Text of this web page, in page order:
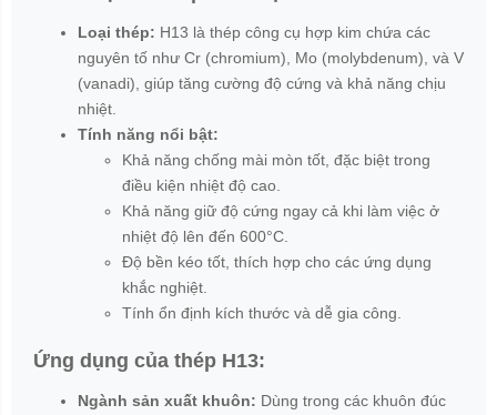
Loại thép: H13 là thép công cụ hợp kim chứa các
nguyên tố như Cr (chromium), Mo (molybdenum), và V
(vanadi), giúp tăng cường độ cứng và khả năng chịu
nhiệt.
Tính năng nổi bật:
Khả năng chống mài mòn tốt, đặc biệt trong
điều kiện nhiệt độ cao.
Khả năng giữ độ cứng ngay cả khi làm việc ở
nhiệt độ lên đến 600°C.
Độ bền kéo tốt, thích hợp cho các ứng dụng
khắc nghiệt.
Tính ổn định kích thước và dễ gia công.
Ứng dụng của thép H13:
Ngành sản xuất khuôn: Dùng trong các khuôn đúc